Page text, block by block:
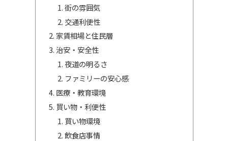
街の雰囲気
交通利便性
家賃相場と住民層
治安・安全性
夜道の明るさ
ファミリーの安心感
医療・教育環境
買い物・利便性
買い物環境
飲食店事情